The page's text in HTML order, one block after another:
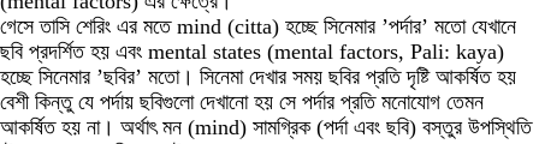
গেসে তাসি শেরিং এর মতে mind (citta) হচ্ছে সিনেমার ’পর্দার’ মতো যেখানে
ছবি প্রদর্শিত হয় এবং mental states (mental factors, Pali: kaya)
হচ্ছে সিনেমার ’ছবির’ মতো। সিনেমা দেখার সময় ছবির প্রতি দৃষ্টি আকর্ষিত হয়
বেশী কিন্তু যে পর্দায় ছবিগুলো দেখানো হয় সে পর্দার প্রতি মনোযোগ তেমন
আকর্ষিত হয় না। অর্থাৎ মন (mind) সামগ্রিক (পর্দা এবং ছবি) বস্তুর উপস্থিতি